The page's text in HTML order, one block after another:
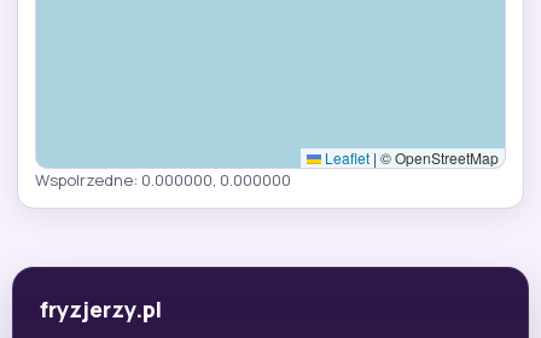
Leaflet | © OpenStreetMap
Wspolrzedne: 0.000000, 0.000000
fryzjerzy.pl